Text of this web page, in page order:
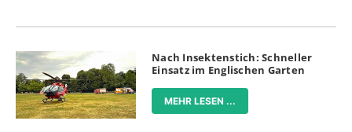
Nach Insektenstich: Schneller
Einsatz im Englischen Garten
MEHR LESEN ...